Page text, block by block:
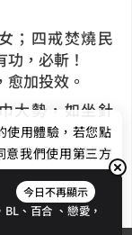
；四戒焚燒民
，必斬！
加投效。
大勢，如坐針
號稱「誅賊安
今日不再顯示
、 百合 、戀愛，
使用體驗，若您點
意我們使用第三方